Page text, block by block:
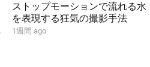
ストップモーションで流れる水
を表現する狂気の撮影手法
1週間 ago